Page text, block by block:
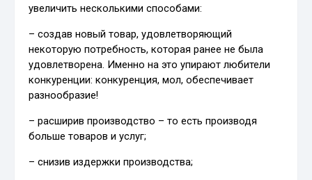
увеличить несколькими способами:
– создав новый товар, удовлетворяющий
некоторую потребность, которая ранее не была
удовлетворена. Именно на это упирают любители
конкуренции: конкуренция, мол, обеспечивает
разнообразие!
– расширив производство – то есть производя
больше товаров и услуг;
– снизив издержки производства;